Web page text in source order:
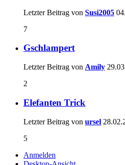
Letzter Beitrag von Susi2005
7
Gschlampert
Letzter Beitrag von Amily
2
Elefanten Trick
Letzter Beitrag von ursel
5
Anmelden